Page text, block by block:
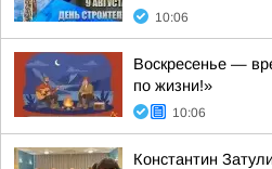
10:06
Воскресенье —
по жизни!»
10:06
Константин